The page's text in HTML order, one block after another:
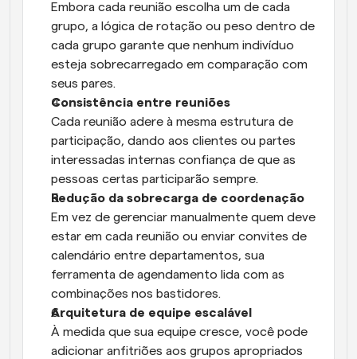
Embora cada reunião escolha um de cada
grupo, a lógica de rotação ou peso dentro de
cada grupo garante que nenhum indivíduo
esteja sobrecarregado em comparação com
seus pares.
Consistência entre reuniões
Cada reunião adere à mesma estrutura de
participação, dando aos clientes ou partes
interessadas internas confiança de que as
pessoas certas participarão sempre.
Redução da sobrecarga de coordenação
Em vez de gerenciar manualmente quem deve
estar em cada reunião ou enviar convites de
calendário entre departamentos, sua
ferramenta de agendamento lida com as
combinações nos bastidores.
Arquitetura de equipe escalável
À medida que sua equipe cresce, você pode
adicionar anfitriões aos grupos apropriados